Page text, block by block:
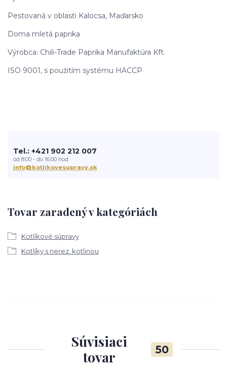
Pestovaná v oblasťi Kalocsa, Maďarsko
Doma mletá paprika
Výrobca: Chili-Trade Paprika Manufaktúra Kft.
ISO 9001, s použitím systému HACCP
Tovar zaradený v kategóriách
Kotlíkové súpravy
Kotlíky s nerez. kotlinou
Tel.: +421 902 212 007
od 8:00 - do 16:00 hod
info@kotlikovesupravy.sk
Súvisiaci
tovar
50